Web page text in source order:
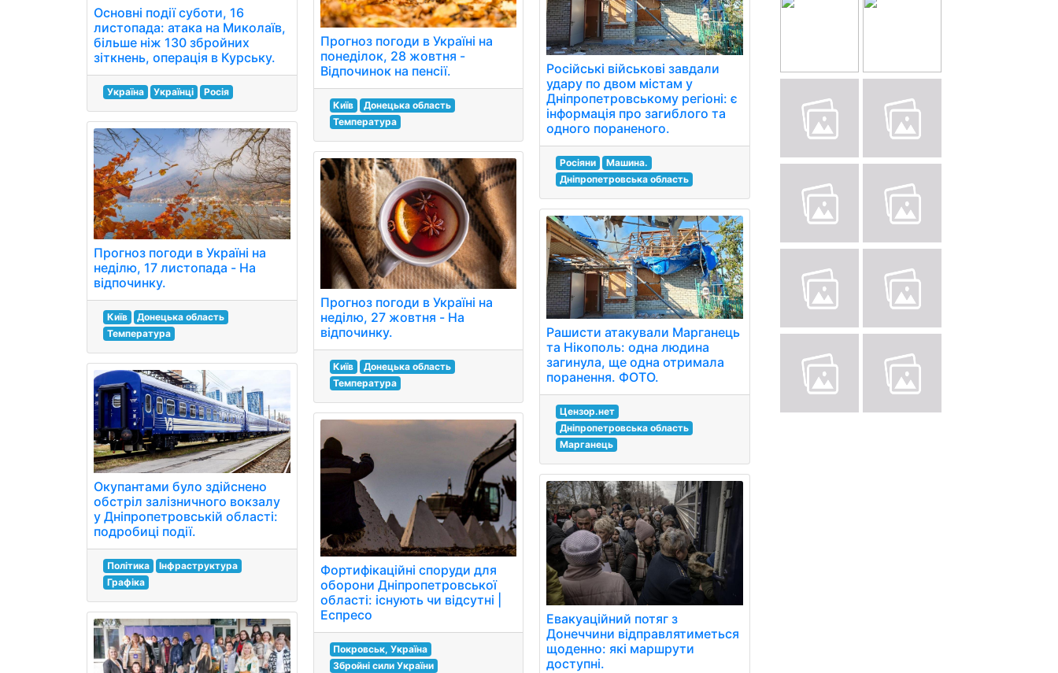
Основні події суботи, 16
листопада: атака на Миколаїв,
більше ніж 130 збройних
зіткнень, операція в Курську.
Україна Українці Росія
Прогноз погоди в Україні на
неділю, 17 листопада - На
відпочинку.
Київ
Донецька область
Температура
Окупантами було здійснено
обстріл залізничного вокзалу
у Дніпропетровській області:
подробиці події.
Політика
Інфраструктура
Графіка
Прогноз погоди в Україні на
понеділок, 28 жовтня -
Відпочинок на пенсії.
Київ
Донецька область
Температура
Прогноз погоди в Україні на
неділю, 27 жовтня - На
відпочинку.
Київ
Донецька область
Температура
Фортифікаційні споруди для
оборони Дніпропетровської
області: існують чи відсутні |
Еспресо
Покровськ, Україна
Збройні сили України
Російські військові завдали
удару по двом містам у
Дніпропетровському регіоні: є
інформація про загиблого та
одного пораненого.
Росіяни
Машина.
Дніпропетровська область
Рашисти атакували Марганець
та Нікополь: одна людина
загинула, ще одна отримала
поранення. ФОТО.
Цензор.нет
Дніпропетровська область
Марганець
Евакуаційний потяг з
Донеччини відправлятиметься
щоденно: які маршрути
доступні.